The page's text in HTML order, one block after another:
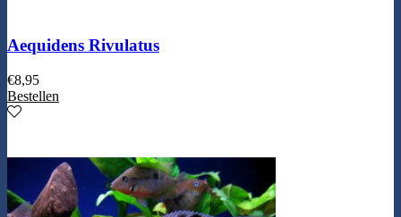
Aequidens Rivulatus
€8,95
Bestellen